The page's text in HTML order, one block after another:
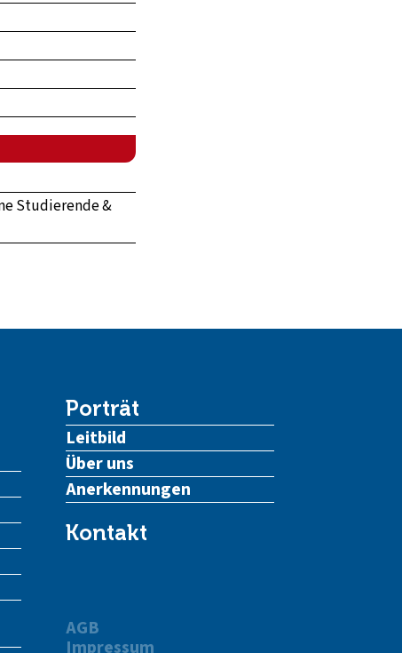
Studierende &
Porträt
Leitbild
Über uns
Anerkennungen
Kontakt
AGB
Impressum